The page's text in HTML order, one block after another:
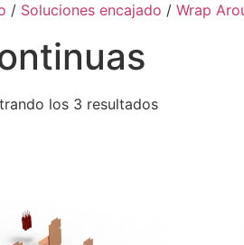
/ Soluciones encajado / Wrap
los 3 resultados